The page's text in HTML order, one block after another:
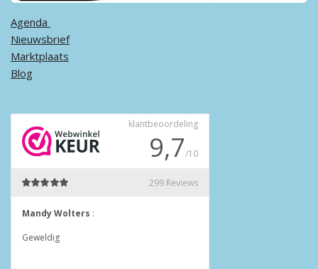
Agenda ​
Nieuwsbrief
Marktplaats
Blog